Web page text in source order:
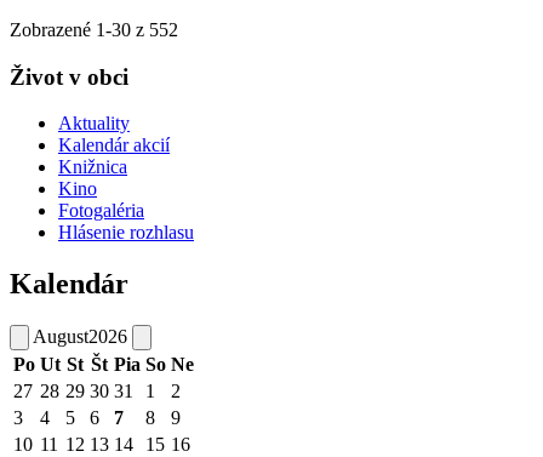
Zobrazené 1-30 z 552
Život v obci
Aktuality
Kalendár akcií
Knižnica
Kino
Fotogaléria
Hlásenie rozhlasu
Kalendár
August2026
Po Ut St Št Pia So Ne
27 28 29 30 31 1
2
3
4 5 6 7 8
9
10 11 12 13 14 15 16